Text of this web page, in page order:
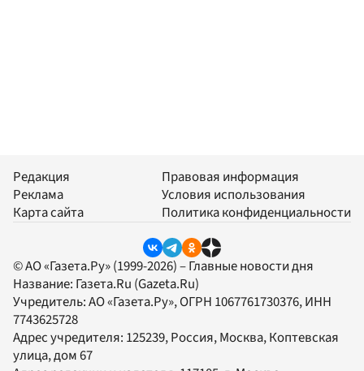
Редакция
Реклама
Карта сайта
Правовая информация
Условия использования
Политика конфиденциальности
© АО «Газета.Ру» (1999-2026) – Главные новости дня
Название: Газета.Ru (Gazeta.Ru)
Учредитель:АО «Газета.Ру», ОГРН 1067761730376, ИНН
7743625728
Адрес учредителя: 125239, Россия, Москва, Коптевская
улица, дом 67